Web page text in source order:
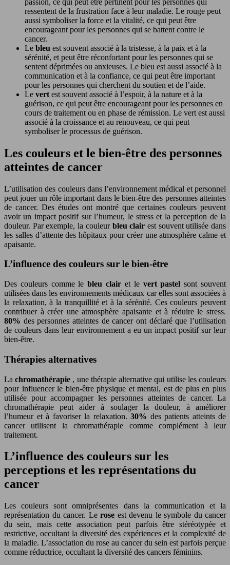
ressentent de la frustration face à leur maladie. Le rouge peut
aussi symboliser la force et la vitalité, ce qui peut être
encourageant pour les personnes qui se battent contre le
cancer.
Le bleu est souvent associé à la tristesse, à la paix et à la
sérénité, et peut être réconfortant pour les personnes qui se
sentent déprimées ou anxieuses. Le bleu est aussi associé à la
communication et à la confiance, ce qui peut être important
pour les personnes qui cherchent du soutien et de l’aide.
Le vert est souvent associé à l’espoir, à la nature et à la
guérison, ce qui peut être encourageant pour les personnes en
cours de traitement ou en phase de rémission. Le vert est aussi
associé à la croissance et au renouveau, ce qui peut
symboliser le processus de guérison.
Les couleurs et le bien-être des personnes
atteintes de cancer
L’utilisation des couleurs dans l’environnement médical et personnel
peut jouer un rôle important dans le bien-être des personnes atteintes
de cancer. Des études ont montré que certaines couleurs peuvent
avoir un impact positif sur l’humeur, le stress et la perception de la
douleur. Par exemple, la couleur bleu clair est souvent utilisée dans
les salles d’attente des hôpitaux pour créer une atmosphère calme et
apaisante.
L’influence des couleurs sur le bien-être
Des couleurs comme lebleu clair et le vert pastelsont souvent
utilisées dans les environnements médicaux car elles sont associées à
la relaxation, à la tranquillité et à la sérénité. Ces couleurs peuvent
contribuer à créer une atmosphère apaisante et à réduire le stress.
80% des personnes atteintes de cancer ont déclaré que l’utilisation
de couleurs dans leur environnement a eu un impact positif sur leur
bien-être.
Thérapies alternatives
Lachromathérapie , une thérapie alternative qui utilise les couleurs
pour influencer le bien-être physique et mental, est de plus en plus
utilisée pour accompagner les personnes atteintes de cancer. La
chromathérapie peut aider à soulager la douleur, à améliorer
l’humeur et à favoriser la relaxation. 30% des patients atteints de
cancer utilisent la chromathérapie comme complément à leur
traitement.
L’influence des couleurs sur les
perceptions et les représentations du
cancer
Les couleurs sont omniprésentes dans la communication et la
représentation du cancer. Le rose est devenu le symbole du cancer
du sein, mais cette association peut parfois être stéréotypée et
restrictive, occultant la diversité des expériences et la complexité de
la maladie. L’association du rose au cancer du sein est parfois perçue
comme réductrice, occultant la diversité des cancers féminins.